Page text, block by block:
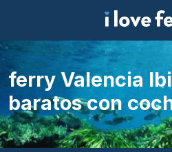
ferry Valencia
baratos con